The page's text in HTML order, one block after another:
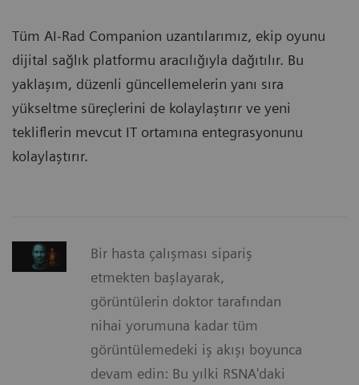
Tüm AI-Rad Companion uzantılarımız, ekip oyunu
dijital sağlık platformu aracılığıyla dağıtılır. Bu
yaklaşım, düzenli güncellemelerin yanı sıra
yükseltme süreçlerini de kolaylaştırır ve yeni
tekliflerin mevcut IT ortamına entegrasyonunu
kolaylaştırır.
Bir hasta çalışması sipariş
etmekten başlayarak,
görüntülerin doktor tarafından
nihai yorumuna kadar tüm
görüntülemedeki iş akışı boyunca
devam edin: Bu yılki RSNA'daki